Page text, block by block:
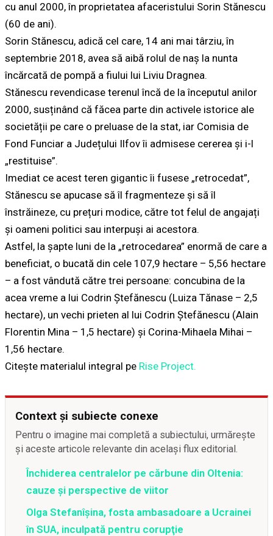
cu anul 2000, în proprietatea afaceristului Sorin Stănescu
(60 de ani).
Sorin Stănescu, adică cel care, 14 ani mai târziu, în
septembrie 2018, avea să aibă rolul de naș la nunta
încărcată de pompă a fiului lui Liviu Dragnea.
Stănescu revendicase terenul încă de la începutul anilor
2000, susținând că făcea parte din activele istorice ale
societății pe care o preluase de la stat, iar Comisia de
Fond Funciar a Județului Ilfov îi admisese cererea și i-l
„restituise”.
Imediat ce acest teren gigantic îi fusese „retrocedat”,
Stănescu se apucase să îl fragmenteze și să îl
înstrăineze, cu prețuri modice, către tot felul de angajați
și oameni politici sau interpuși ai acestora.
Astfel, la șapte luni de la „retrocedarea” enormă de care a
beneficiat, o bucată din cele 107,9 hectare – 5,56 hectare
– a fost vândută către trei persoane: concubina de la
acea vreme a lui Codrin Ștefănescu (Luiza Tănase – 2,5
hectare), un vechi prieten al lui Codrin Ștefănescu (Alain
Florentin Mina – 1,5 hectare) și Corina-Mihaela Mihai –
1,56 hectare.
Citește materialul integral pe Rise Project.
Context și subiecte conexe
Pentru o imagine mai completă a subiectului, urmărește
și aceste articole relevante din același flux editorial.
Închiderea centralelor pe cărbune din Oltenia:
cauze și perspective de viitor
Olga Stefanîşina, fosta ambasadoare a Ucrainei
în SUA, inculpată pentru corupţie